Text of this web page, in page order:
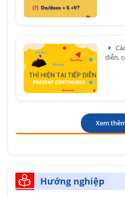
diễn,
Xem
Hướng nghiệp